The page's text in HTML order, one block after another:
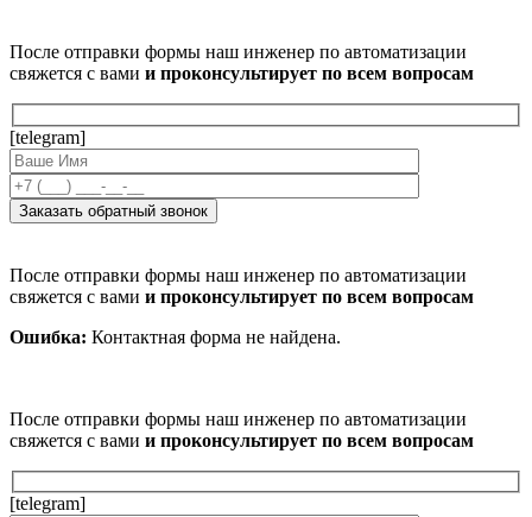
После отправки формы наш инженер по автоматизации
свяжется с вами и проконсультирует по всем вопросам
[telegram]
После отправки формы наш инженер по автоматизации
свяжется с вами и проконсультирует по всем вопросам
Ошибка: Контактная форма не найдена.
После отправки формы наш инженер по автоматизации
свяжется с вами и проконсультирует по всем вопросам
[telegram]